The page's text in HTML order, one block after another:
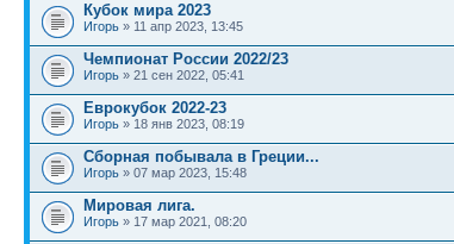
Кубок мира 2023
Игорь » 11 апр 2023, 13:45
Чемпионат России 2022/23
Игорь » 21 сен 2022, 05:41
Еврокубок 2022-23
Игорь » 18 янв 2023, 08:19
Сборная побывала в Греции...
Игорь » 07 мар 2023, 15:48
Мировая лига.
Игорь » 17 мар 2021, 08:20